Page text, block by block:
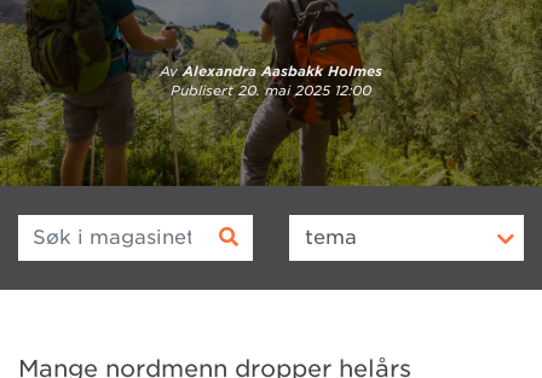
AvAlexandra Aasbakk Holmes
Publisert20. mai 2025 12:00
Søk i magasinet tema
Mange nordmenn dropper helårs